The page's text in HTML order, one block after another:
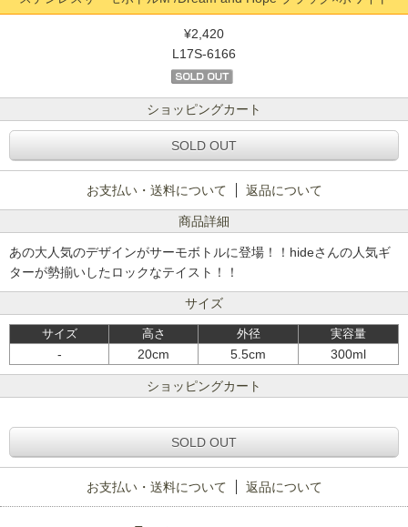
¥2,420
L17S-6166
ショッピングカート
SOLD OUT
お支払い・送料について 返品について
商品詳細
あの大人気のデザインがサーモボトルに登場！！hideさんの人気ギ
ターが勢揃いしたロックなテイスト！！
サイズ
サイズ 高さ 外径 実容量
- 20cm 5.5cm 300ml
ショッピングカート
SOLD OUT
お支払い・送料について 返品について